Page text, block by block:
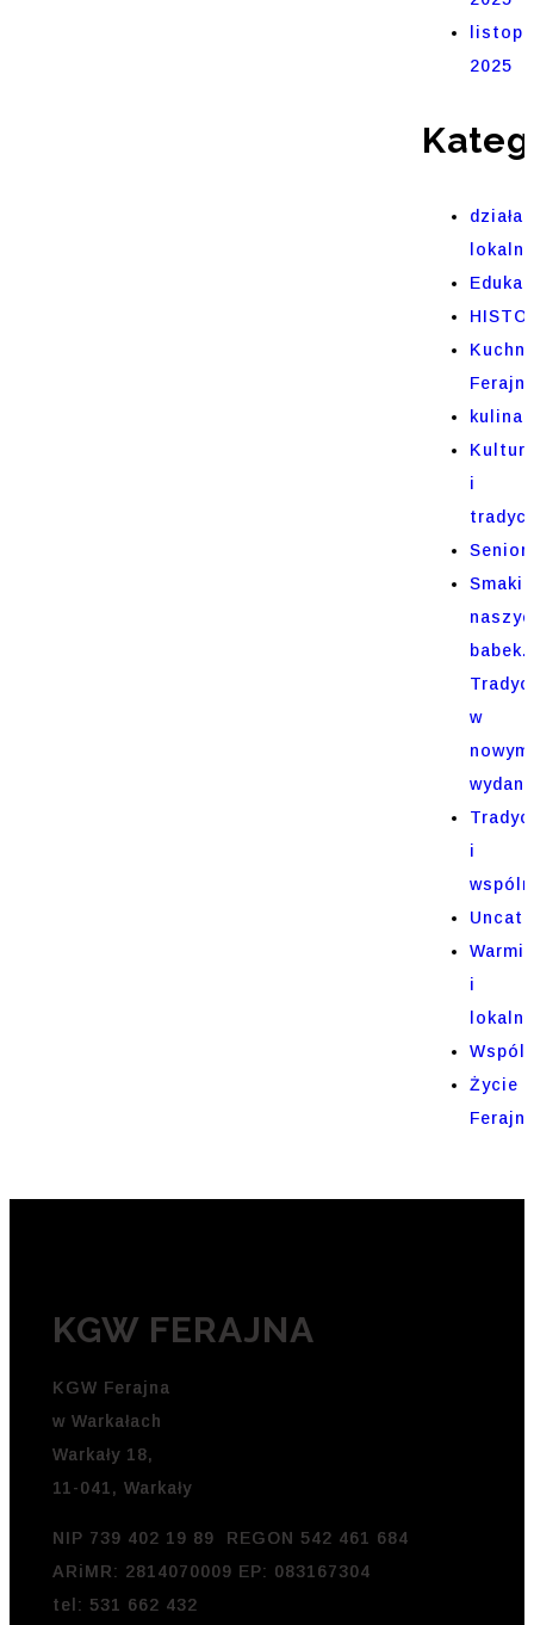
2025
lokalna
Ferajny
i
Smaki
babek.
w
nowym
i
Warmia
i
Życie
Ferajny
KGW FERAJNA
KGW Ferajna
w Warkałach
Warkały 18,
11-041, Warkały
NIP 739 402 19 89 REGON 542 461 684
ARiMR: 2814070009 EP: 083167304
tel: 531 662 432